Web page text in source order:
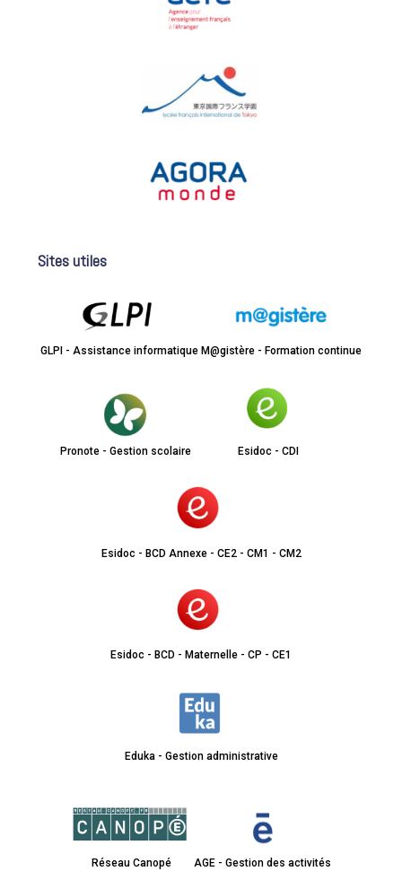
Sites utiles
GLPI - Assistance informatique M@gistère - Formation continue
Pronote - Gestion scolaire Esidoc - CDI
Esidoc - BCD Annexe - CE2 - CM1 - CM2
Esidoc - BCD - Maternelle - CP - CE1
Eduka - Gestion administrative
Réseau Canopé AGE - Gestion des activités